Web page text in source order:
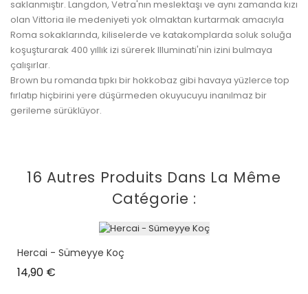
saklanmıştır. Langdon, Vetra'nın meslektaşı ve aynı zamanda kızı
olan Vittoria ile medeniyeti yok olmaktan kurtarmak amacıyla
Roma sokaklarında, kiliselerde ve katakomplarda soluk soluğa
koşuşturarak 400 yıllık izi sürerek Illuminati'nin izini bulmaya
çalışırlar.
Brown bu romanda tıpkı bir hokkobaz gibi havaya yüzlerce top
fırlatıp hiçbirini yere düşürmeden okuyucuyu inanılmaz bir
gerileme sürüklüyor.
16 Autres Produits Dans La Même
Catégorie :
Hercai - Sümeyye Koç
14,90 €